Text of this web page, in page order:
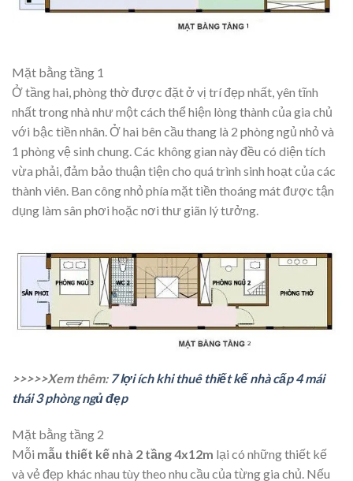
Mặt bằng tầng 1
Ở tầng hai, phòng thờ được đặt ở vị trí đẹp nhất, yên tĩnh
nhất trong nhà như một cách thể hiện lòng thành của gia chủ
với bậc tiền nhân. Ở hai bên cầu thang là 2 phòng ngủ nhỏ và
1 phòng vệ sinh chung. Các không gian này đều có diện tích
vừa phải, đảm bảo thuận tiện cho quá trình sinh hoạt của các
thành viên. Ban công nhỏ phía mặt tiền thoáng mát được tận
dụng làm sân phơi hoặc nơi thư giãn lý tưởng.
>>>>>Xem thêm: 7 lợi ích khi thuê thiết kế nhà cấp 4 mái
thái 3 phòng ngủ đẹp
Mặt bằng tầng 2
Mỗi mẫu thiết kế nhà 2 tầng 4x12m lại có những thiết kế
và vẻ đẹp khác nhau tùy theo nhu cầu của từng gia chủ. Nếu